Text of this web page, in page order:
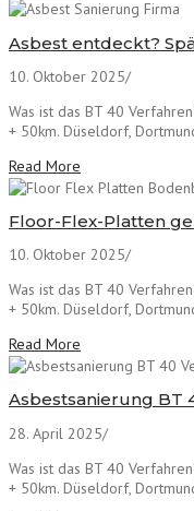
Asbest entdeckt?
10. Oktober 2025/
Was ist das BT 40
+ 50km. Düseldorf,
Read More
Floor-Flex-Platten
10. Oktober 2025/
Was ist das BT 40
+ 50km. Düseldorf,
Read More
Asbestsanierung BT
28. April 2025/
Was ist das BT 40
+ 50km. Düseldorf,